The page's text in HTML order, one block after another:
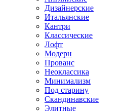
Дизайнерские
Итальянские
Кантри
Классические
Лофт
Модерн
Прованс
Неоклассика
Минимализм
Под старину
Скандинавские
Элитные